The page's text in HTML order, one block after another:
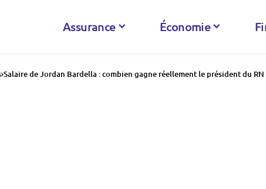
Assurance Économie
Salaire de Jordan Bardella : combien gagne réellement le président du RN